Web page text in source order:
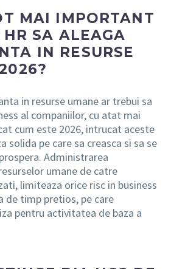
MAI IMPORTANT
SA ALEAGA
IN RESURSE
in resurse umane ar trebui sa
al companiilor, cu atat mai
cum este 2026, intrucat aceste
solida pe care sa creasca si sa se
Administrarea
umane de catre
limiteaza orice risc in business
de timp pretios, pe care
pentru activitatea de baza a